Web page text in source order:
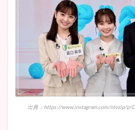
出典：https://www.instagram.com/ntvzip/p/